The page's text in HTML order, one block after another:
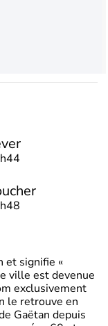
et signifie «
ville est devenue
exclusivement
le retrouve en
Gaëtan depuis